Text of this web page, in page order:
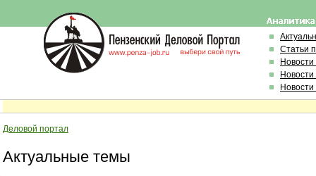
Статьи
Деловой портал
Актуальные темы